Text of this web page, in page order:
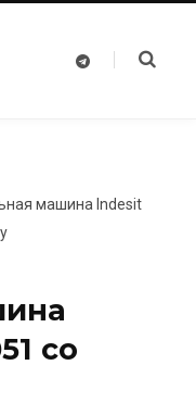
T
машина Indesit
со